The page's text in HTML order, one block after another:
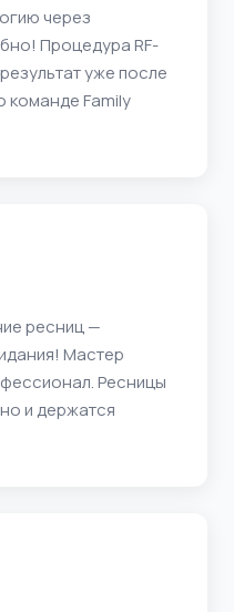
через
Процедура RF-
уже после
команде Family
ресниц —
Мастер
Ресницы
и держатся